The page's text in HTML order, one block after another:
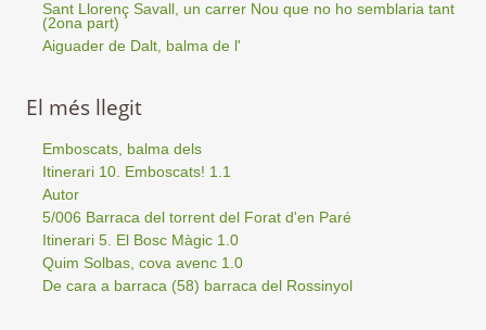
Sant Llorenç Savall, un carrer Nou que no ho semblaria tant
(2ona part)
Aiguader de Dalt, balma de l'
El més llegit
Emboscats, balma dels
Itinerari 10. Emboscats! 1.1
Autor
5/006 Barraca del torrent del Forat d'en Paré
Itinerari 5. El Bosc Màgic 1.0
Quim Solbas, cova avenc 1.0
De cara a barraca (58) barraca del Rossinyol